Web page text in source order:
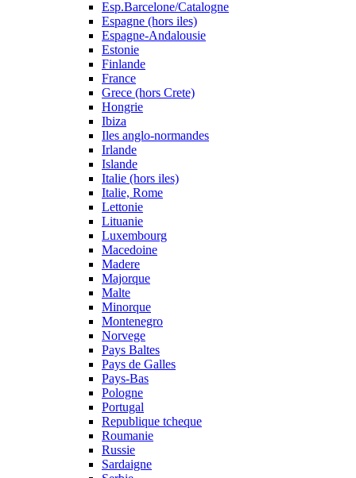
Esp.Barcelone/Catalogne
Espagne (hors iles)
Espagne-Andalousie
Estonie
Finlande
France
Grece (hors Crete)
Hongrie
Ibiza
Iles anglo-normandes
Irlande
Islande
Italie (hors iles)
Italie, Rome
Lettonie
Lituanie
Luxembourg
Macedoine
Madere
Majorque
Malte
Minorque
Montenegro
Norvege
Pays Baltes
Pays de Galles
Pays-Bas
Pologne
Portugal
Republique tcheque
Roumanie
Russie
Sardaigne